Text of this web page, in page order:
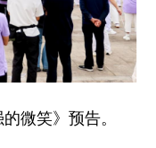
微笑》预告。